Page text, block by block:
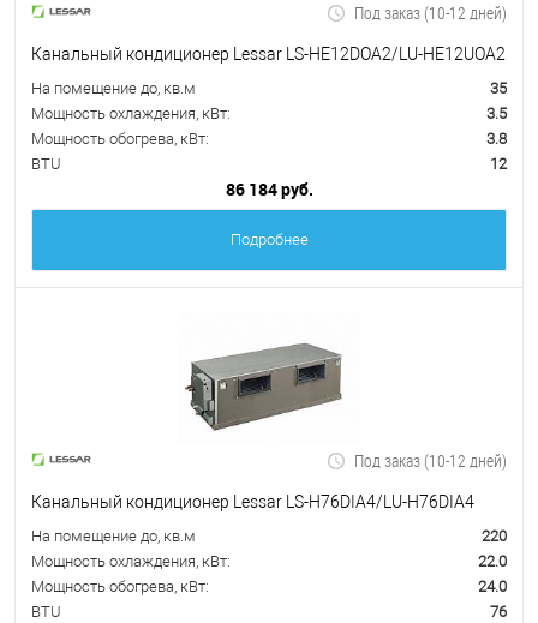
Под заказ (10-12 дней)
Канальный кондиционер Lessar LS-HE12DOA2/LU-HE12UOA2
На помещение до, кв.м
35
Мощность охлаждения, кВт:
3.5
Мощность обогрева, кВт:
3.8
BTU
12
86 184 руб.
Подробнее
Под заказ (10-12 дней)
Канальный кондиционер Lessar LS-H76DIA4/LU-H76DIA4
На помещение до, кв.м
220
Мощность охлаждения, кВт:
22.0
Мощность обогрева, кВт:
24.0
BTU
76